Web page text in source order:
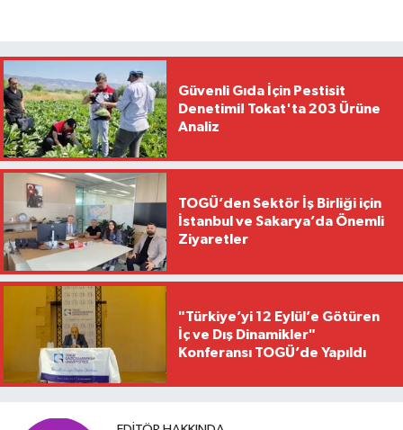
Güvenli Gıda İçin Pestisit
Denetimi! Tokat'ta 203 Ürüne
Analiz
TOGÜ’den Sektör İş Birliği için
İstanbul ve Sakarya’da Önemli
Ziyaretler
"Türkiye’yi 12 Eylül’e Götüren
İç ve Dış Dinamikler"
Konferansı TOGÜ’de Yapıldı